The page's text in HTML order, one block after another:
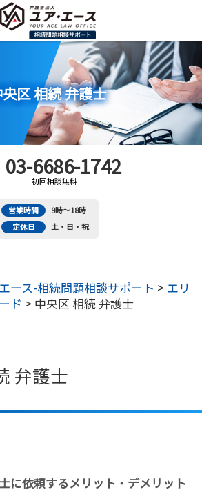
央区 相続 弁護士
03-6686-1742
初回相談無料
営業時間
9時～18時
定休日
土・日・祝
ース-相続問題相談サポート > エリ
ド > 中央区 相続 弁護士
弁護士
に依頼するメリット・デメリット